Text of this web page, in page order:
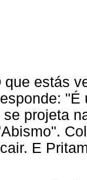
que estás
se projeta
E